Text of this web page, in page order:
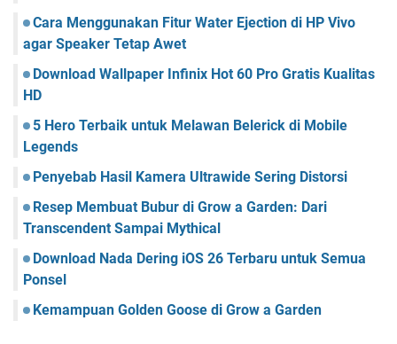
Cara Menggunakan Fitur Water Ejection di HP Vivo
agar Speaker Tetap Awet
Download Wallpaper Infinix Hot 60 Pro Gratis Kualitas
HD
5 Hero Terbaik untuk Melawan Belerick di Mobile
Legends
Penyebab Hasil Kamera Ultrawide Sering Distorsi
Resep Membuat Bubur di Grow a Garden: Dari
Transcendent Sampai Mythical
Download Nada Dering iOS 26 Terbaru untuk Semua
Ponsel
Kemampuan Golden Goose di Grow a Garden